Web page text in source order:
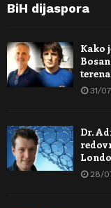
BiH dijaspora
Kako
31/
Dr.
28/